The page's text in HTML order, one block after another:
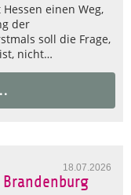
einen Weg,
der
soll die Frage,
nicht…
18.07.2026